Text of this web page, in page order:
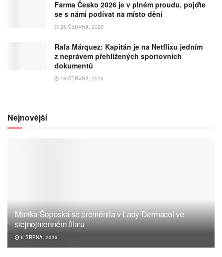
Farma Česko 2026 je v plném proudu, pojďte
se s námi podívat na místo dění
26 ČERVNA, 2026
Rafa Márquez: Kapitán je na Netflixu jedním
z neprávem přehlížených sportovních
dokumentů
18 ČERVNA, 2026
Nejnovější
Marika Šoposká se proměnila v Lady Dermacol ve
stejnojmenném filmu
6 SRPNA, 2026